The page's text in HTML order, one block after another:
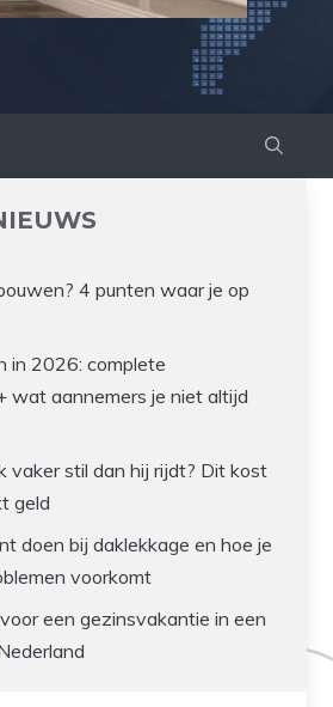
4 punten waar je op
in 2026: complete
wat aannemers je niet altijd
vaker stil dan hij rijdt? Dit kost
geld
doen bij daklekkage en hoe je
voorkomt
een gezinsvakantie in een